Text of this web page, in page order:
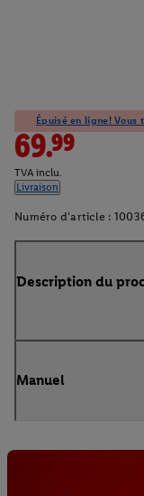
Épuisé en ligne!
69.99
TVA inclu.
Livraison
Numéro d'article :
Description du
Manuel